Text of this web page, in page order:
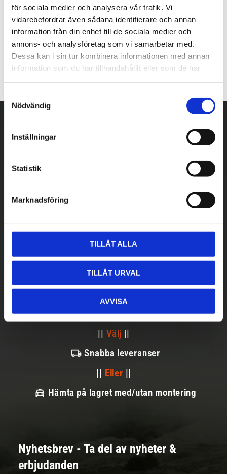
för sociala medier och analysera vår trafik. Vi
vidarebefordrar även sådana identifierare och annan
information från din enhet till de sociala medier och
annons- och analysföretag som vi samarbetar med.
Dessa kan i sin tur kombinera informationen med annan
information som du har tillhandahållit eller som de har
Nödvändig
Inställningar
Statistik
Marknadsföring
TILLÅT ALLA
TILLÅT URVAL
AVVISA
Betala säkert
|| Välj ||
Snabba leveranser
|| Eller ||
Hämta på lagret med/utan montering
Nyhetsbrev - Ta del av nyheter &
erbjudanden